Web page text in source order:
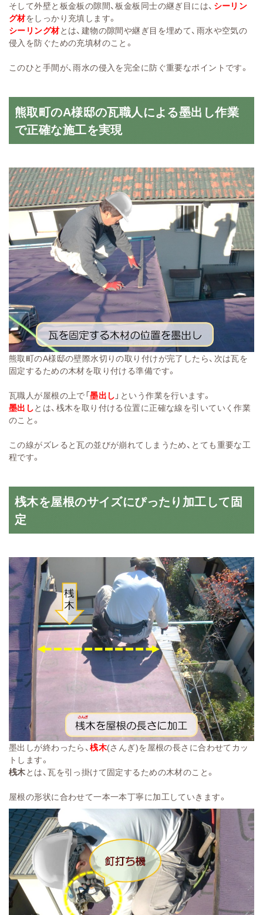
そして外壁と板金板の隙間、板金板同士の継ぎ目には、 シーリン
グ材をしっかり充填します。
シーリング材とは、建物の隙間や継ぎ目を埋めて、雨水や空気の
侵入を防ぐための充填材のこと。
このひと手間が、雨水の侵入を完全に防ぐ重要なポイントです。
熊取町のA様邸の瓦職人による墨出し作業
で正確な施工を実現
熊取町のA様邸の壁際水切りの取り付けが完了したら、次は瓦を
固定するための木材を取り付ける準備です。
瓦職人が屋根の上で「墨出し 」という作業を行います。
墨出しとは、桟木を取り付ける位置に正確な線を引いていく作業
のこと。
この線がズレると瓦の並びが崩れてしまうため、とても重要な工
程です。
桟木を屋根のサイズにぴったり加工して固
定
墨出しが終わったら、桟木(さんぎ)を屋根の長さに合わせてカッ
トします。
桟木とは、瓦を引っ掛けて固定するための木材のこと。
屋根の形状に合わせて一本一本丁寧に加工していきます。